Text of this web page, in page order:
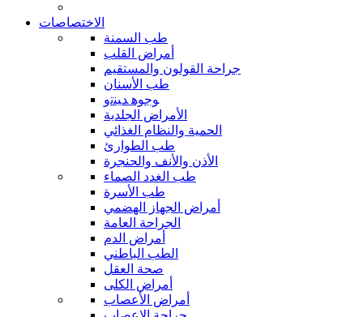
الاختصاصات
طب السمنة
أمراض القلب
جراحة القولون والمستقيم
طب الأسنان
ﻮﺟﻮﻫ ﺪﻴﻨﺗﻭ
الأمراض الجلدية
الحمية والنظام الغذائي
طب الطوارئ
الأذن والأنف والحنجرة
طب الغدد الصماء
طب الأسرة
أمراض الجهاز الهضمي
الجراحة العامة
أمراض الدم
الطب الباطني
صحة العقل
أمراض الكلى
أمراض الأعصاب